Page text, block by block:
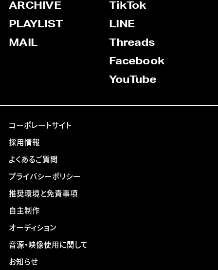
ARCHIVE
PLAYLIST
MAIL
TikTok
LINE
Threads
Facebook
YouTube
コーポレートサイト
採用情報
よくあるご質問
プライバシーポリシー
推奨環境と免責事項
自主制作
オーディション
音源・映像使用に関して
お知らせ